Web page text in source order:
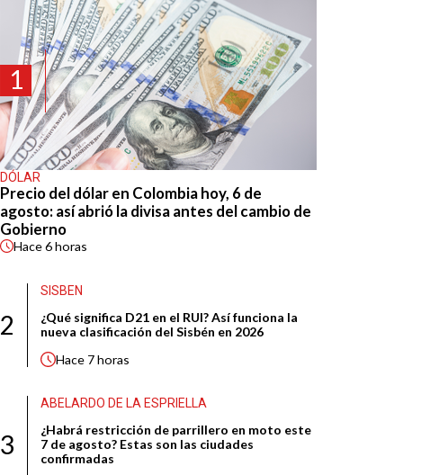
1
DÓLAR
Precio del dólar en Colombia hoy, 6 de
agosto: así abrió la divisa antes del cambio de
Gobierno
Hace6 horas
2
SISBEN
¿Qué significa D21 en el RUI? Así funciona la
nueva clasificación del Sisbén en 2026
Hace 7 horas
3
ABELARDO DE LA ESPRIELLA
¿Habrá restricción de parrillero en moto este
7 de agosto? Estas son las ciudades
confirmadas